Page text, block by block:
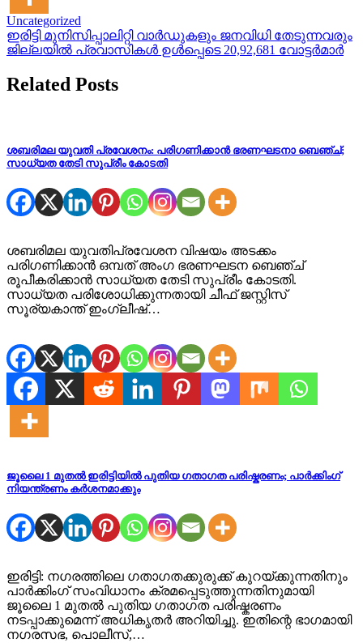
Uncategorized
Post
navigation
ഇരിട്ടി മുനിസിപ്പാലിറ്റി വാർഡുകളും ജനവിധി തേടുന്നവരും
ജില്ലയിൽ പ്രവാസികൾ ഉൾപ്പെടെ 20,92,681 വോട്ടർമാർ
Related Posts
ശബരിമല യുവതി പ്രവേശനം: പരിഗണിക്കാൻ ഭരണഘടനാ ബെഞ്ച്;
സാധ്യത തേടി സുപ്രീം കോടതി
ശബരിമല യുവതിപ്രവേശന വിഷയം അടക്കം
പരിഗണിക്കാൻ ഒമ്പത് അംഗ ഭരണഘടന ബെഞ്ച്
രൂപീകരിക്കാൻ സാധ്യത തേടി സുപ്രീം കോടതി.
സാധ്യത പരിശോധിക്കുന്നതായി ചീഫ് ജസ്റ്റിസ്
സൂര്യകാന്ത് ഇംഗ്ലീഷ്…
ജൂലൈ 1 മുതൽ ഇരിട്ടിയിൽ പുതിയ ഗതാഗത പരിഷ്കരണം; പാർക്കിംഗ്
നിയന്ത്രണം കർശനമാക്കും
ഇരിട്ടി: നഗരത്തിലെ ഗതാഗതക്കുരുക്ക് കുറയ്ക്കുന്നതിനും
പാർക്കിംഗ് സംവിധാനം ക്രമപ്പെടുത്തുന്നതിനുമായി
ജൂലൈ 1 മുതൽ പുതിയ ഗതാഗത പരിഷ്കരണം
നടപ്പാക്കുമെന്ന് അധികൃതർ അറിയിച്ചു. ഇതിന്റെ ഭാഗമായി
നഗരസഭ, പൊലീസ്,…